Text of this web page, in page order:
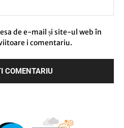
de e-mail și site-ul web în
i comentariu.